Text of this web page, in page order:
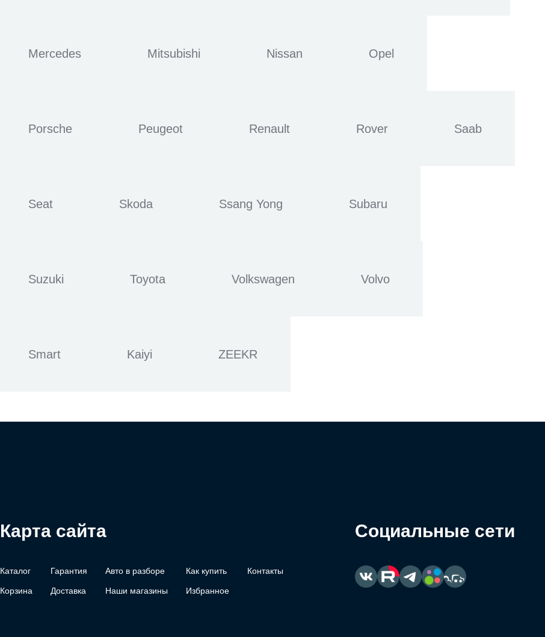
Mercedes Mitsubishi Nissan Opel
Porsche Peugeot Renault Rover Saab
Seat Skoda Ssang Yong Subaru
Suzuki Toyota Volkswagen Volvo
Smart Kaiyi ZEEKR
Карта сайта
Каталог Гарантия Авто в разборе Как купить Контакты
Корзина Доставка Наши магазины Избранное
Социальные сети